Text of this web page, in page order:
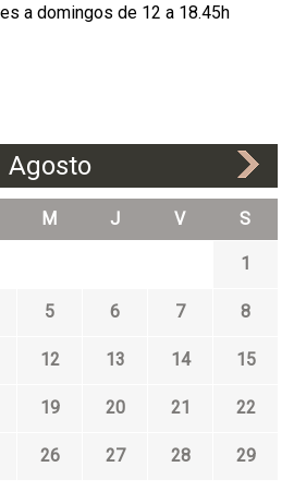
a domingos de 12 a 18.45h
Agosto
M J V S
1
5 6 7 8
12 13 14 15
19 20 21 22
26 27 28 29